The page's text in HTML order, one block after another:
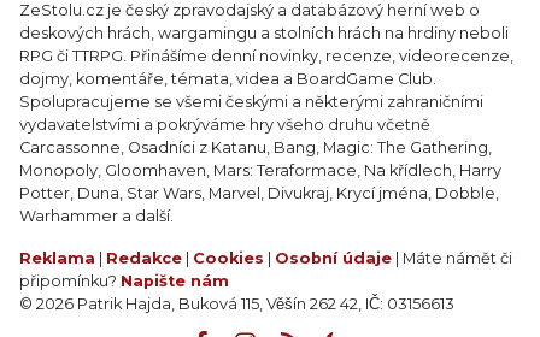
ZeStolu.cz je český zpravodajský a databázový herní web o
deskových hrách, wargamingu a stolních hrách na hrdiny neboli
RPG či TTRPG. Přinášíme denní novinky, recenze, videorecenze,
dojmy, komentáře, témata, videa a BoardGame Club.
Spolupracujeme se všemi českými a některými zahraničními
vydavatelstvími a pokrýváme hry všeho druhu včetně
Carcassonne, Osadníci z Katanu, Bang, Magic: The Gathering,
Monopoly, Gloomhaven, Mars: Teraformace, Na křídlech, Harry
Potter, Duna, Star Wars, Marvel, Divukraj, Krycí jména, Dobble,
Warhammer a další.
Reklama Redakce Cookies Osobní údaje | Máte námět či
připomínku? Napište nám
© 2026 Patrik Hajda, Buková 115, Věšín 262 42, IČ: 03156613